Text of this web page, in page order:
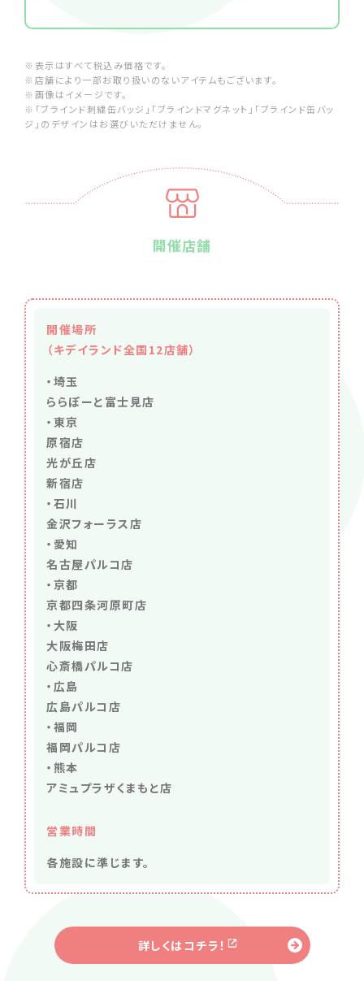
※表示はすべて税込み価格です。
※店舗により一部お取り扱いのないアイテムもございます。
※画像はイメージです。
※「ブラインド刺繍缶バッジ」「ブラインドマグネット」「ブラインド缶バッ
ジ」のデザインはお選びいただけません。
開催店舗
開催場所
（キデイランド全国12店舗）
・埼玉
ららぽーと富士見店
・東京
原宿店
光が丘店
新宿店
・石川
金沢フォーラス店
・愛知
名古屋パルコ店
・京都
京都四条河原町店
・大阪
大阪梅田店
心斎橋パルコ店
・広島
広島パルコ店
・福岡
福岡パルコ店
・熊本
アミュプラザくまもと店
営業時間
各施設に準じます。
詳しくはコチラ！